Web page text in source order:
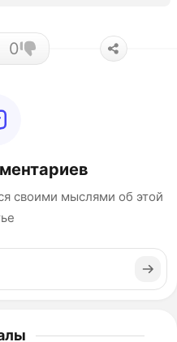
0
своими мыслями об этой